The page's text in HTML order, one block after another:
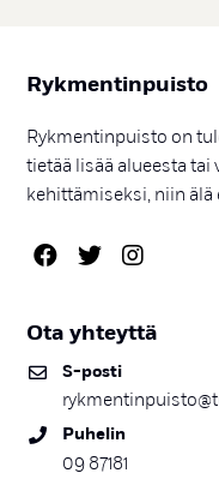
Ryk­men­tin­puis­to
Rykmentinpuisto on
tietää lisää alueesta
kehittämiseksi, niin älä
Ota yh­teyt­tä
S-pos­ti
Pu­he­lin
09 87181